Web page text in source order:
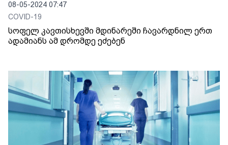
08-05-2024 07:47
COVID-19
სოფელ კავთისხევში მდინარეში ჩავარდნილ ერთ
ადამიანს ამ დრომდე ეძებენ